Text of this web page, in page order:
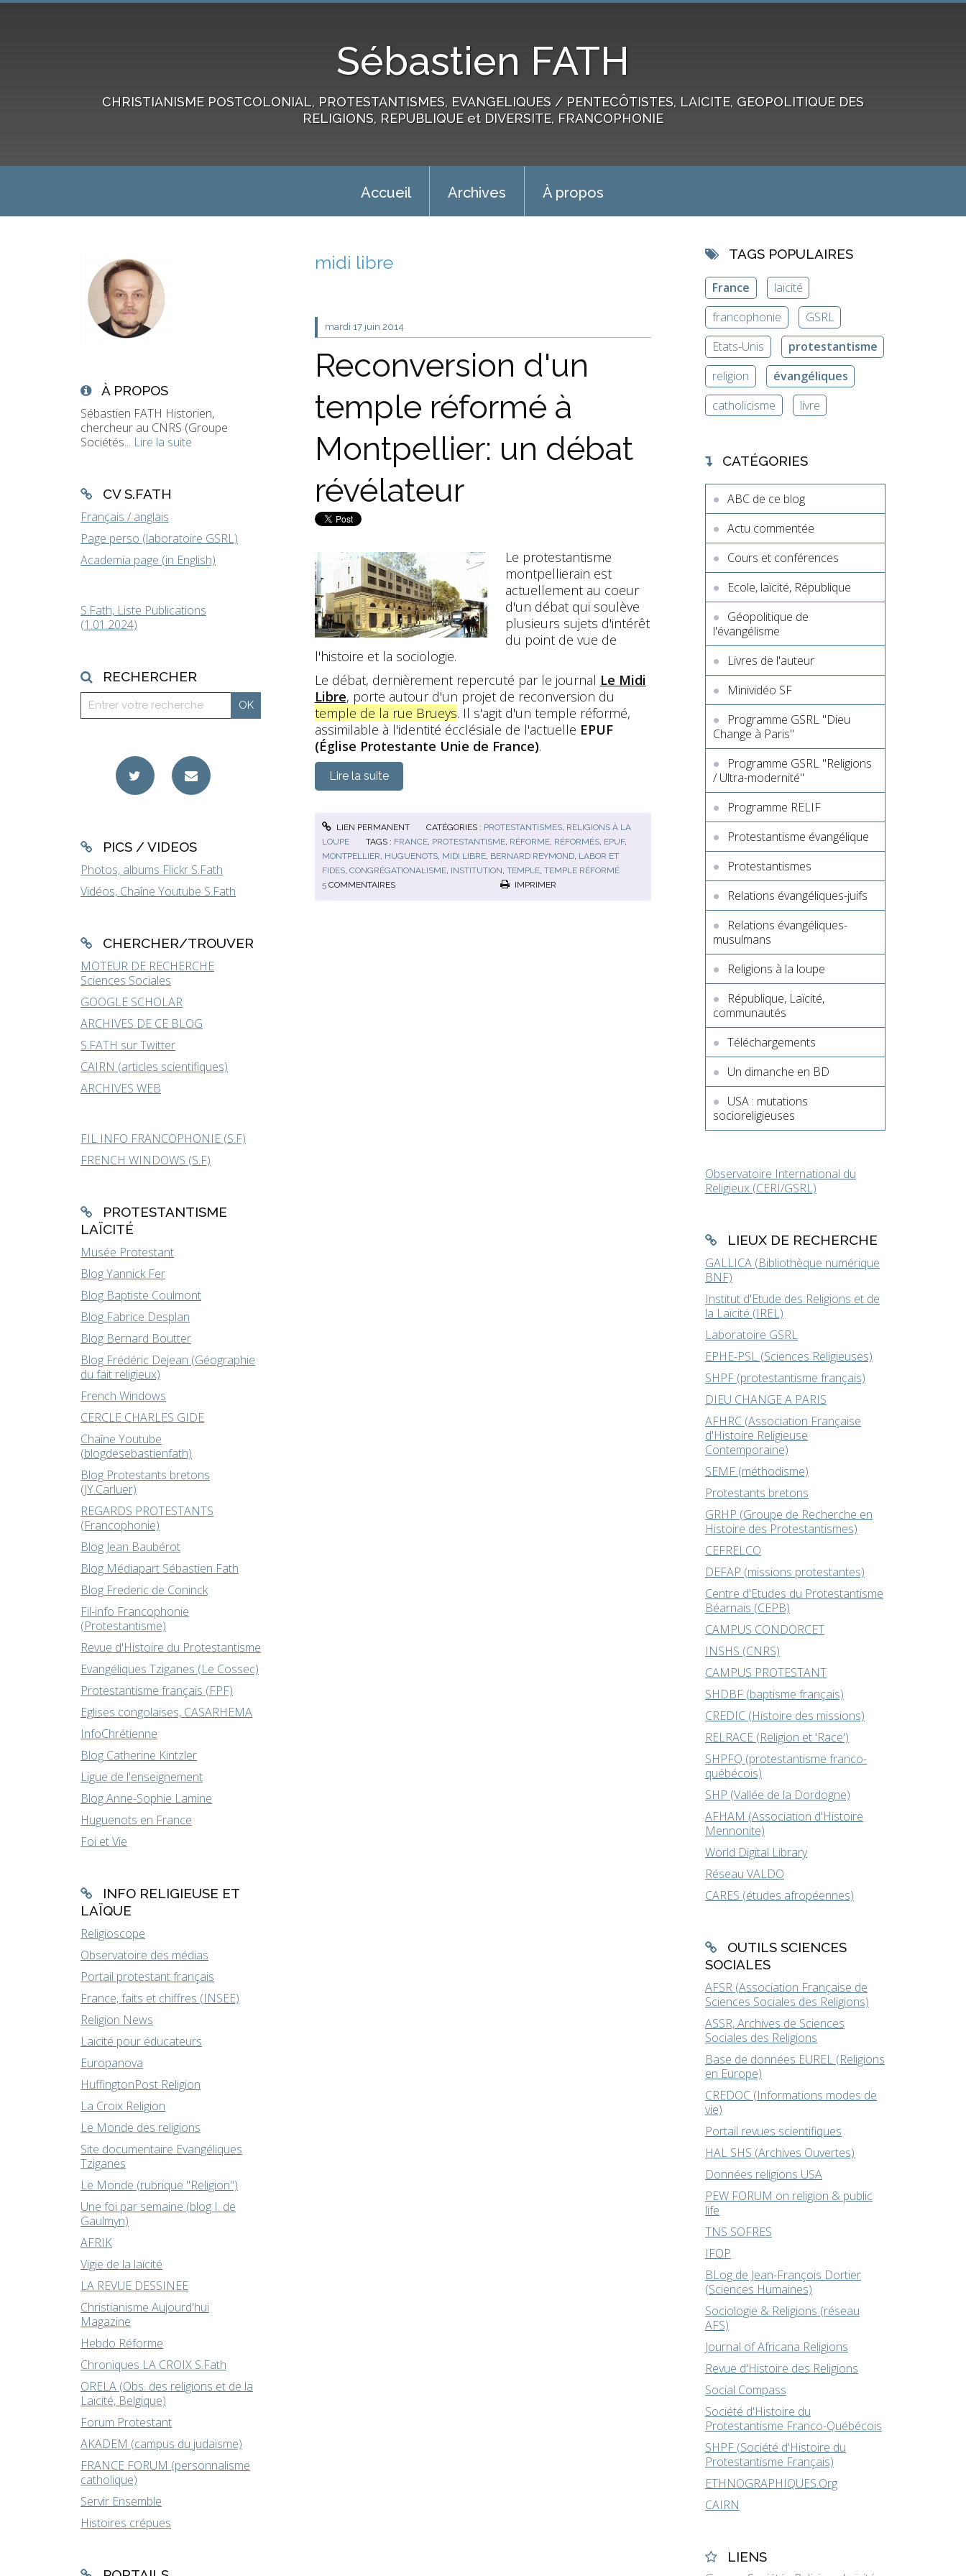
Sébastien FATH
CHRISTIANISME POSTCOLONIAL, PROTESTANTISMES, EVANGELIQUES / PENTECÔTISTES, LAICITE, GEOPOLITIQUE DES
RELIGIONS, REPUBLIQUE et DIVERSITE, FRANCOPHONIE
Accueil Archives À propos
À PROPOS
Sébastien FATH Historien,
chercheur au CNRS (Groupe
Sociétés... Lire la suite
CV S.FATH
Français / anglais
Page perso (laboratoire GSRL)
Academia page (in English)
S.Fath, Liste Publications
(1.01.2024)
RECHERCHER
PICS / VIDEOS
Photos, albums Flickr S.Fath
Vidéos, Chaîne Youtube S.Fath
CHERCHER/TROUVER
MOTEUR DE RECHERCHE
Sciences Sociales
GOOGLE SCHOLAR
ARCHIVES DE CE BLOG
S.FATH sur Twitter
CAIRN (articles scientifiques)
ARCHIVES WEB
FIL INFO FRANCOPHONIE (S.F)
FRENCH WINDOWS (S.F)
PROTESTANTISME
LAÏCITÉ
Musée Protestant
Blog Yannick Fer
Blog Baptiste Coulmont
Blog Fabrice Desplan
Blog Bernard Boutter
Blog Frédéric Dejean (Géographie
du fait religieux)
French Windows
CERCLE CHARLES GIDE
Chaîne Youtube
(blogdesebastienfath)
Blog Protestants bretons
(JY.Carluer)
REGARDS PROTESTANTS
(Francophonie)
Blog Jean Baubérot
Blog Médiapart Sébastien Fath
Blog Frederic de Coninck
Fil-info Francophonie
(Protestantisme)
Revue d'Histoire du Protestantisme
Evangéliques Tziganes (Le Cossec)
Protestantisme français (FPF)
Eglises congolaises, CASARHEMA
InfoChrétienne
Blog Catherine Kintzler
Ligue de l'enseignement
Blog Anne-Sophie Lamine
Huguenots en France
Foi et Vie
INFO RELIGIEUSE ET
LAÏQUE
Religioscope
Observatoire des médias
Portail protestant français
France, faits et chiffres (INSEE)
Religion News
Laïcité pour éducateurs
Europanova
HuffingtonPost Religion
La Croix Religion
Le Monde des religions
Site documentaire Evangéliques
Tziganes
Le Monde (rubrique "Religion")
Une foi par semaine (blog I. de
Gaulmyn)
AFRIK
Vigie de la laïcité
LA REVUE DESSINEE
Christianisme Aujourd'hui
Magazine
Hebdo Réforme
Chroniques LA CROIX S.Fath
ORELA (Obs. des religions et de la
Laïcité, Belgique)
Forum Protestant
AKADEM (campus du judaïsme)
FRANCE FORUM (personnalisme
catholique)
Servir Ensemble
Histoires crépues
midi libre
mardi 17 juin 2014
Reconversion d'un
temple réformé à
Montpellier: un débat
révélateur
Le protestantisme
montpellierain est
actuellement au coeur
d'un débat qui soulève
plusieurs sujets d'intérêt
du point de vue de
l'histoire et la sociologie.
Le débat, dernièrement repercuté par le journal Le Midi
Libre, porte autour d'un projet de reconversion du
temple de la rue Brueys. Il s'agit d'un temple réformé,
assimilable à l'identité écclésiale de l'actuelle EPUF
(Église Protestante Unie de France).
Lire la suite
LIEN PERMANENT CATÉGORIES : PROTESTANTISMES, RELIGIONS À LA
LOUPE
TAGS : FRANCE, PROTESTANTISME, RÉFORME, RÉFORMÉS, EPUF,
MONTPELLIER, HUGUENOTS, MIDI LIBRE, BERNARD REYMOND, LABOR ET
FIDES, CONGRÉGATIONALISME, INSTITUTION, TEMPLE, TEMPLE RÉFORMÉ
5 COMMENTAIRES IMPRIMER
TAGS POPULAIRES
France
laïcité
francophonie
GSRL
Etats-Unis
protestantisme
religion
évangéliques
catholicisme
livre
CATÉGORIES
ABC de ce blog
Actu commentée
Cours et conférences
Ecole, laïcité, République
Géopolitique de
l'évangélisme
Livres de l'auteur
Minividéo SF
Programme GSRL "Dieu
Change à Paris"
Programme GSRL "Religions
/ Ultra-modernité"
Programme RELIF
Protestantisme évangélique
Protestantismes
Relations évangéliques-juifs
Relations évangéliques-
musulmans
Religions à la loupe
République, Laïcité,
communautés
Téléchargements
Un dimanche en BD
USA : mutations
socioreligieuses
Observatoire International du
Religieux (CERI/GSRL)
LIEUX DE RECHERCHE
GALLICA (Bibliothèque numérique
BNF)
Institut d'Etude des Religions et de
la Laïcité (IREL)
Laboratoire GSRL
EPHE-PSL (Sciences Religieuses)
SHPF (protestantisme français)
DIEU CHANGE A PARIS
AFHRC (Association Française
d'Histoire Religieuse
Contemporaine)
SEMF (méthodisme)
Protestants bretons
GRHP (Groupe de Recherche en
Histoire des Protestantismes)
CEFRELCO
DEFAP (missions protestantes)
Centre d'Etudes du Protestantisme
Béarnais (CEPB)
CAMPUS CONDORCET
INSHS (CNRS)
CAMPUS PROTESTANT
SHDBF (baptisme français)
CREDIC (Histoire des missions)
RELRACE (Religion et 'Race')
SHPFQ (protestantisme franco-
québécois)
SHP (Vallée de la Dordogne)
AFHAM (Association d'Histoire
Mennonite)
World Digital Library
Réseau VALDO
CARES (études afropéennes)
OUTILS SCIENCES
SOCIALES
AFSR (Association Française de
Sciences Sociales des Religions)
ASSR, Archives de Sciences
Sociales des Religions
Base de données EUREL (Religions
en Europe)
CREDOC (Informations modes de
vie)
Portail revues scientifiques
HAL SHS (Archives Ouvertes)
Données religions USA
PEW FORUM on religion & public
life
TNS SOFRES
IFOP
BLog de Jean-François Dortier
(Sciences Humaines)
Sociologie & Religions (réseau
AFS)
Journal of Africana Religions
Revue d'Histoire des Religions
Social Compass
Société d'Histoire du
Protestantisme Franco-Québécois
SHPF (Société d'Histoire du
Protestantisme Français)
ETHNOGRAPHIQUES.Org
CAIRN
LIENS